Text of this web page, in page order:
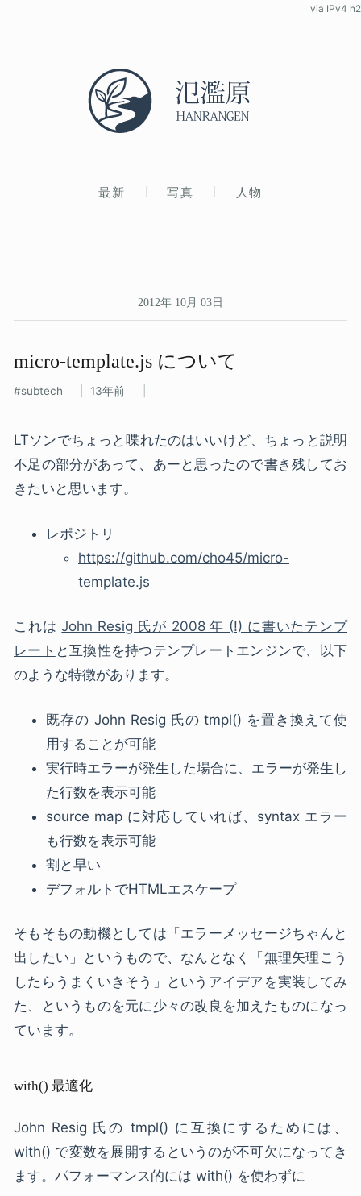
最新 写真 人物
via IPv4 h2
2012年 10月 03日
micro-template.js に​ついて
subtech 13年前
LTソンでちょっと喋れたのはいいけど、ちょっと説明
不足の部分があって、あーと思ったので書き残してお
きたいと思います。
レポジトリ
https://github.com/cho45/micro-
template.js
これはJohn Resig 氏が 2008 年 (!) に書いたテンプ
レート と互換性を持つテンプレートエンジンで、以下
のような特徴があります。
既存の John Resig 氏の tmpl() を置き換えて使
用することが可能
実行時エラーが発生した場合に、エラーが発生し
た行数を表示可能
source map に対応していれば、syntax エラー
も行数を表示可能
割と早い
デフォルトでHTMLエスケープ
そもそもの動機としては「エラーメッセージちゃんと
出したい」というもので、なんとなく「無理矢理こう
したらうまくいきそう」というアイデアを実装してみ
た、というものを元に少々の改良を加えたものになっ
ています。
with() 最適化
John Resig 氏の tmpl() に互換にするためには、
with() で変数を展開するというのが不可欠になってき
ます。パフォーマンス的には with() を使わずに